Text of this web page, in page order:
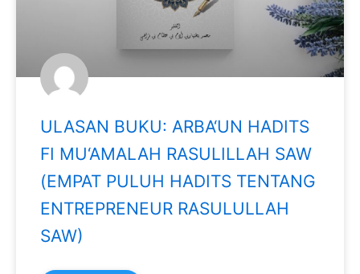
ULASAN BUKU: ARBA‘UN HADITS
FI MU‘AMALAH RASULILLAH SAW
(EMPAT PULUH HADITS TENTANG
ENTREPRENEUR RASULULLAH
SAW)